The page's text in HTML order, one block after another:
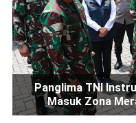
Panglima TNI
Masuk Zona